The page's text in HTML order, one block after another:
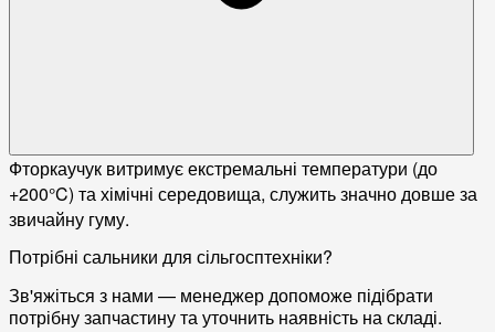
Фторкаучук витримує екстремальні температури (до
+200°C) та хімічні середовища, служить значно довше за
звичайну гуму.
Потрібні сальники для сільгосптехніки?
Зв'яжіться з нами — менеджер допоможе підібрати
потрібну запчастину та уточнить наявність на складі.